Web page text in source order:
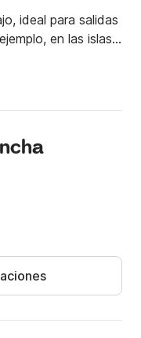
ideal para salidas
en las islas
ocurre con las
bordo, una toma
todo el equipo de
quienes no
por mensaje al